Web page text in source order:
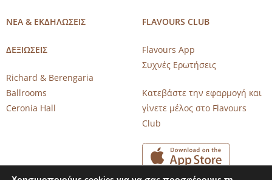
ΝΕΑ & ΕΚΔΗΛΩΣΕΙΣ
ΔΕΞΙΩΣΕΙΣ
Richard & Berengaria
Ballrooms
Ceronia Hall
FLAVOURS CLUB
Flavours App
Συχνές Ερωτήσεις
Κατεβάστε την εφαρμογή και
γίνετε μέλος στο Flavours
Club